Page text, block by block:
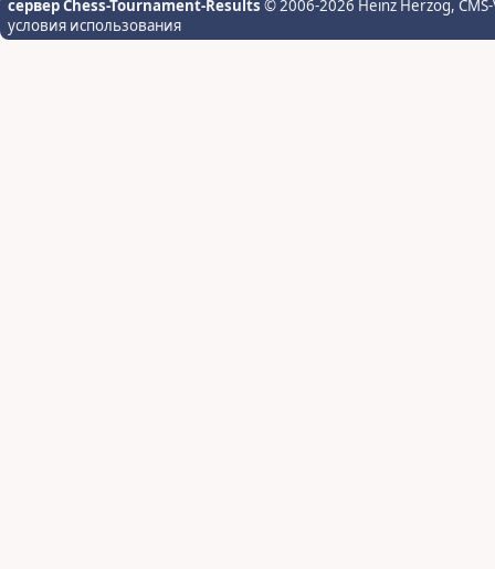
сервер Chess-Tournament-Results © 2006-2026 Heinz Herzog,
условия использования